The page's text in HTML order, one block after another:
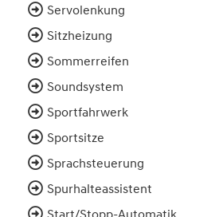
Servolenkung
Sitzheizung
Sommerreifen
Soundsystem
Sportfahrwerk
Sportsitze
Sprachsteuerung
Spurhalteassistent
Start/Stopp-Automatik